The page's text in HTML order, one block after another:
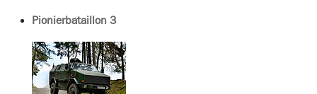
Pionierbataillon 3